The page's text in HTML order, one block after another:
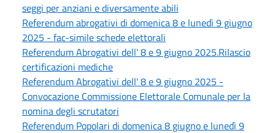
seggi per anziani e diversamente abili
Referendum abrogativi di domenica 8 e lunedì 9 giugno
2025 - fac-simile schede elettorali
Referendum Abrogativi dell' 8 e 9 giugno 2025.Rilascio
certificazioni mediche
Referendum Abrogativi dell' 8 e 9 giugno 2025 -
Convocazione Commissione Elettorale Comunale per la
nomina degli scrutatori
Referendum Popolari di domenica 8 giugno e lunedì 9